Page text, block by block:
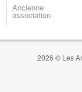
Ancienne
association
2026 © Les